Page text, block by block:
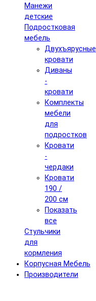
Манежи
детские
Подростковая
мебель
Двухъярусные
кровати
Диваны
-
кровати
Комплекты
мебели
для
подростков
Кровати
-
чердаки
Кровати
190 /
200 см
Показать
все
Стульчики
для
кормления
Корпусная Мебель
Производители